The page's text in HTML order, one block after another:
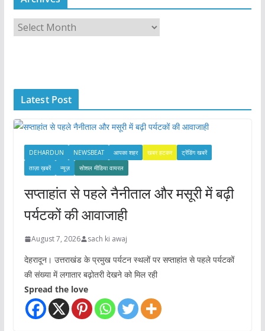
r
e
s
Latest Post
DEHARDUN NEWSBEAT आपका शहर खबर हटकर
ट्रेंडिंग खबरें
ताज़ा ख़बरें
न्यूज़ सोशल मीडिया वायरल
सप्ताहांत से पहले नैनीताल और मसूरी में बढ़ी
पर्यटकों की आवाजाही
August 7, 2026 sach ki awaj
देहरादून। उत्तराखंड के प्रमुख पर्यटन स्थलों पर सप्ताहांत से पहले पर्यटकों
की संख्या में लगातार बढ़ोतरी देखने को मिल रही
Spread the love